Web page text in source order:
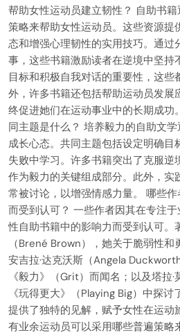
帮助女性运动员建立韧性？ 自助书
策略来帮助女性运动员。这些资源提
态和增强心理韧性的实用技巧。通过
事，这些书籍激励读者在逆境中坚持
目标和积极自我对话的重要性，这
外，许多书籍还包括帮助运动员发展
终促进她们在运动事业中的长期成功
同主题是什么？ 培养毅力的自助文
成长心态。共同主题包括设定明确目
失败中学习。许多书籍突出了克服逆
作为毅力的关键组成部分。此外，实
常被讨论，以增强情感力量。 哪些
而受到认可？ 一些作者因其在专注
性自助书籍中的影响力而受到认可。
（Brené Brown），她关于脆弱性和
安吉拉·达克沃斯（Angela
《毅力》（Grit）而闻名；以及塔拉
《玩得更大》（Playing Big）中探
提供了独特的见解，赋予女性在运动
有业余运动员可以采用哪些普遍策略